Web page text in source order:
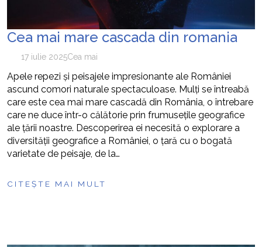
Cea mai mare cascada din romania
17 iulie 2025Cea mai
Apele repezi și peisajele impresionante ale României
ascund comori naturale spectaculoase. Mulți se întreabă
care este cea mai mare cascadă din România, o întrebare
care ne duce într-o călătorie prin frumusețile geografice
ale țării noastre. Descoperirea ei necesită o explorare a
diversității geografice a României, o țară cu o bogată
varietate de peisaje, de la…
CITEȘTE MAI MULT